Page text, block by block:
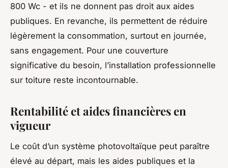
800 Wc - et ils ne donnent pas droit aux aides
publiques. En revanche, ils permettent de réduire
légèrement la consommation, surtout en journée,
sans engagement. Pour une couverture
significative du besoin, l’installation professionnelle
sur toiture reste incontournable.
Rentabilité et aides financières en
vigueur
Le coût d’un système photovoltaïque peut paraître
élevé au départ, mais les aides publiques et la